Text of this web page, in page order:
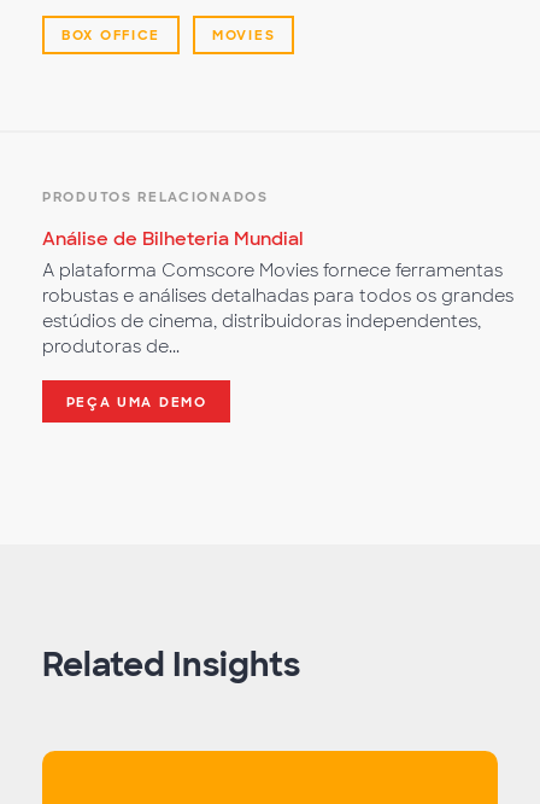
BOX OFFICE MOVIES
PRODUTOS RELACIONADOS
Análise de Bilheteria Mundial
A plataforma Comscore Movies fornece ferramentas
robustas e análises detalhadas para todos os grandes
estúdios de cinema, distribuidoras independentes,
produtoras de...
PEÇA UMA DEMO
Related Insights